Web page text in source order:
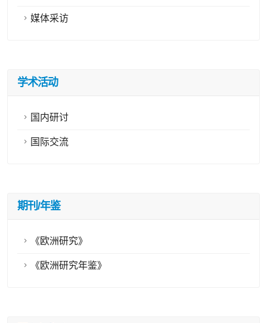
媒体采访
学术活动
国内研讨
国际交流
期刊/年鉴
《欧洲研究》
《欧洲研究年鉴》